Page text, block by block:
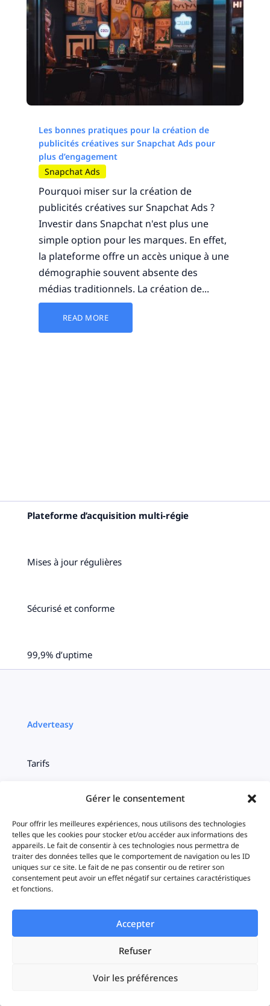
Gérer le consentement
Pour offrir les meilleures expériences, nous utilisons des technologies
telles que les cookies pour stocker et/ou accéder aux informations des
appareils. Le fait de consentir à ces technologies nous permettra de
traiter des données telles que le comportement de navigation ou les ID
uniques sur ce site. Le fait de ne pas consentir ou de retirer son
consentement peut avoir un effet négatif sur certaines caractéristiques
et fonctions.
Accepter
Refuser
Voir les préférences
Les bonnes pratiques pour la création de
publicités créatives sur Snapchat Ads pour
plus d’engagement
Snapchat Ads
Pourquoi miser sur la création de
publicités créatives sur Snapchat Ads ?
Investir dans Snapchat n'est plus une
simple option pour les marques. En effet,
la plateforme offre un accès unique à une
démographie souvent absente des
médias traditionnels. La création de...
READ MORE
Plateforme d’acquisition multi-régie
Mises à jour régulières
Sécurisé et conforme
99,9% d’uptime
Adverteasy
Tarifs
Carrière
Marque
Roadmap produit